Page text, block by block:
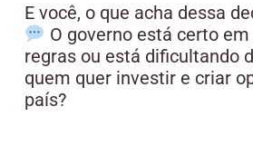
E você, o que acha dessa
O governo está certo
regras ou está dificultando
quem quer investir e criar
país?